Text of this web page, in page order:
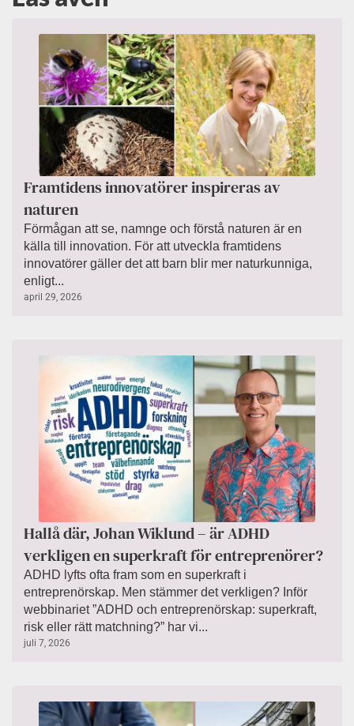
Framtidens innovatörer inspireras av
naturen
Förmågan att se, namnge och förstå naturen är en
källa till innovation. För att utveckla framtidens
innovatörer gäller det att barn blir mer naturkunniga,
enligt...
april 29, 2026
Hallå där, Johan Wiklund – är ADHD
verkligen en superkraft för entreprenörer?
ADHD lyfts ofta fram som en superkraft i
entreprenörskap. Men stämmer det verkligen? Inför
webbinariet ”ADHD och entreprenörskap: superkraft,
risk eller rätt matchning?” har vi...
juli 7, 2026